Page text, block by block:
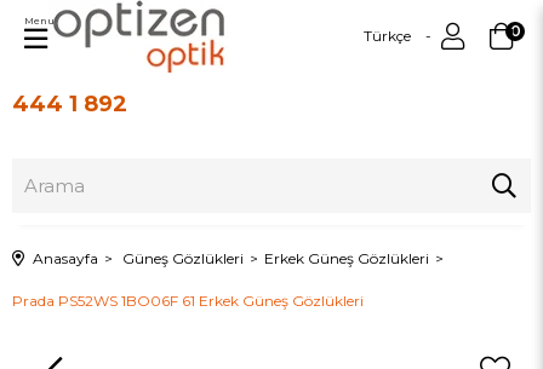
444 1 892
Türkçe 0
Menu
Anasayfa Güneş Gözlükleri Erkek Güneş Gözlükleri
Prada PS52WS 1BO06F 61 Erkek Güneş Gözlükleri